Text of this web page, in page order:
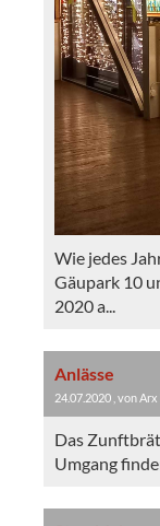
Wie jedes
Gäupark 10
2020 a...
Anlässe
24.07.2020 , von
Das
Umgang